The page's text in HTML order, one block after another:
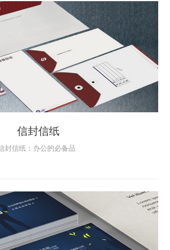
信封信纸
封信纸：办公的必备品